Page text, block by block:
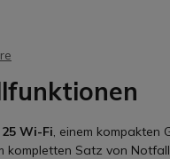
25 Wi-Fi , einem
Satz von